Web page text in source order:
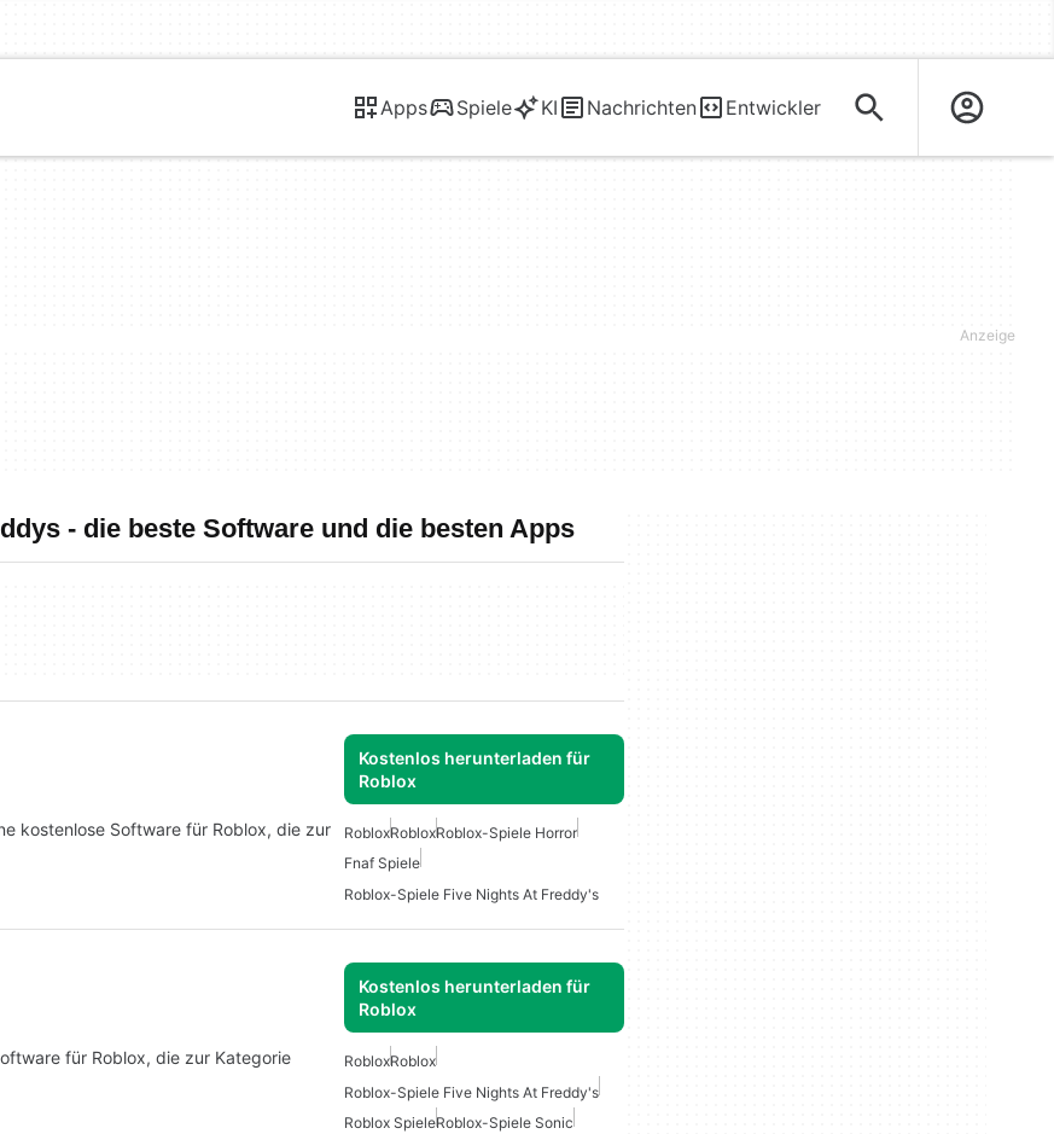
Apps Spiele KI Nachrichten Entwickler
- die beste Software und die besten Apps
Kostenlos herunterladen für
Roblox
kostenlose Software für Roblox, die zur
RobloxRobloxRoblox-Spiele Horror
Fnaf Spiele
Roblox-Spiele Five Nights At Freddy's
Kostenlos herunterladen für
Roblox
für Roblox, die zur Kategorie
RobloxRoblox
Roblox-Spiele Five Nights At Freddy's
Roblox SpieleRoblox-Spiele Sonic